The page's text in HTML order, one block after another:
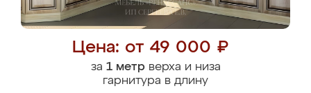
Цена: от 49 000 ₽
за 1 метрверха и низа
гарнитура в длину